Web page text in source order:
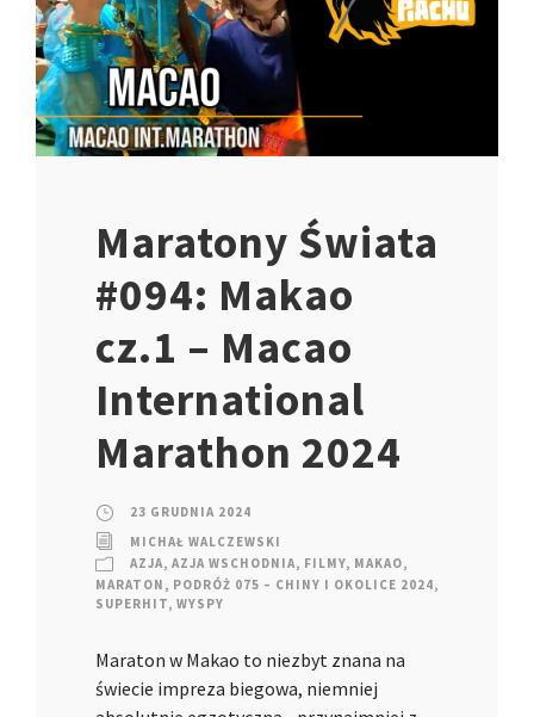
Maratony Świata
#094: Makao
cz.1 – Macao
International
Marathon 2024
23 GRUDNIA 2024
MICHAŁ WALCZEWSKI
AZJA, AZJA WSCHODNIA, FILMY, MAKAO,
MARATON , PODRÓŻ 075 – CHINY I OKOLICE 2024,
SUPERHIT, WYSPY
Maraton w Makao to niezbyt znana na
świecie impreza biegowa, niemniej